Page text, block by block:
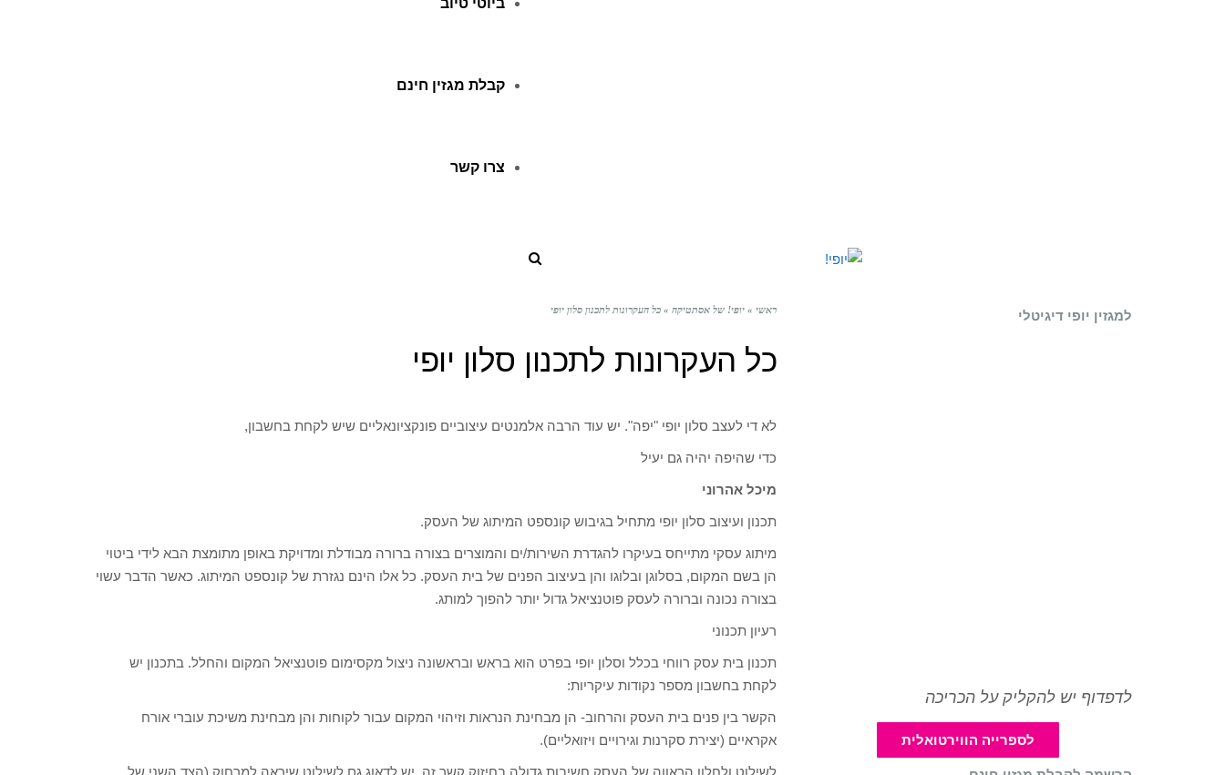
ביוטי טיוב
קבלת מגזין חינם
צרו קשר
ראשי » יופי! של אסתטיקה » כל העקרונות לתכנון סלון יופי
כל העקרונות לתכנון סלון יופי
לא די לעצב סלון יופי "יפה". יש עוד הרבה אלמנטים עיצוביים פונקציונאליים שיש לקחת בחשבון,
כדי שהיפה יהיה גם יעיל
מיכל אהרוני
תכנון ועיצוב סלון יופי מתחיל בגיבוש קונספט המיתוג של העסק.
מיתוג עסקי מתייחס בעיקרו להגדרת השירות/ים והמוצרים בצורה ברורה מבודלת ומדויקת באופן מתומצת הבא לידי ביטוי
הן בשם המקום, בסלוגן ובלוגו והן בעיצוב הפנים של בית העסק. כל אלו הינם נגזרת של קונספט המיתוג. כאשר הדבר עשוי
בצורה נכונה וברורה לעסק פוטנציאל גדול יותר להפוך למותג.
רעיון תכנוני
תכנון בית עסק רווחי בכלל וסלון יופי בפרט הוא בראש ובראשונה ניצול מקסימום פוטנציאל המקום והחלל. בתכנון יש
לקחת בחשבון מספר נקודות עיקריות:
הקשר בין פנים בית העסק והרחוב- הן מבחינת הנראות וזיהוי המקום עבור לקוחות והן מבחינת משיכת עוברי אורח
אקראיים (יצירת סקרנות וגירויים ויזואליים).
לשילוט ולחלון הראווה של העסק חשיבות גדולה בחיזוק קשר זה. יש לדאוג גם לשילוט שיראה למרחוק (הצד השני של
למגזין יופי דיגיטלי
לדפדוף יש להקליק על הכריכה
לספרייה הווירטואלית